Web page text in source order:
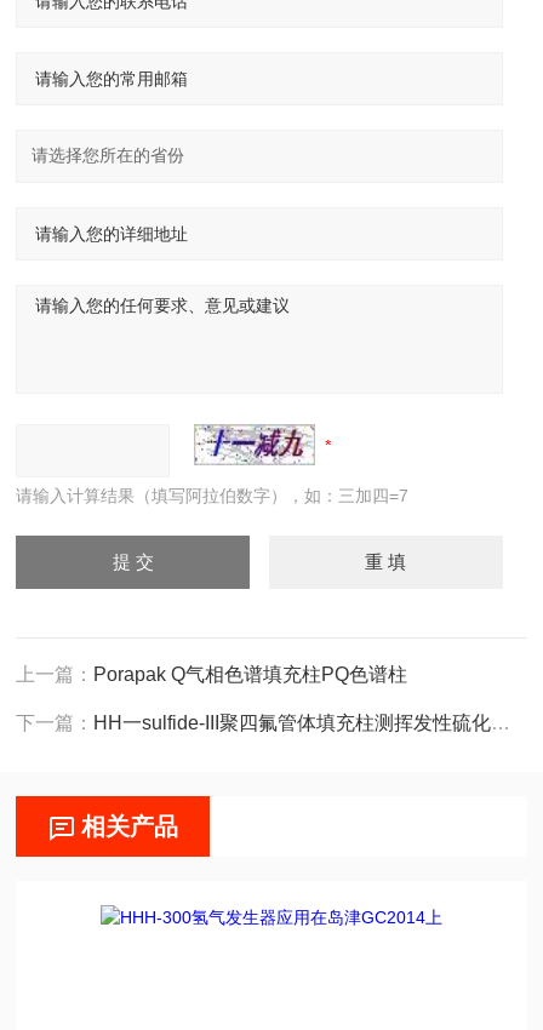
请输入计算结果（填写阿拉伯数字），如：三加四=7
上一篇： Porapak Q气相色谱填充柱PQ色谱柱
下一篇： HH一sulfide-III聚四氟管体填充柱测挥发性硫化物色谱柱
相关产品